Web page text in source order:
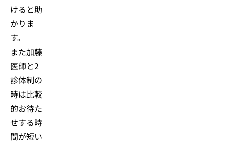
けると助
かりま
す。
また加藤
医師と2
診体制の
時は比較
的お待た
せする時
間が短い